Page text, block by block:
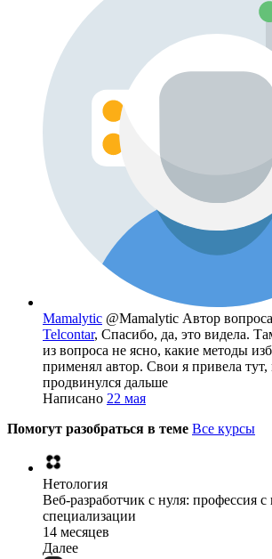
Mamalytic @Mamalytic Автор вопроса
Telcontar, Спасибо, да, это видела.
из вопроса не ясно, какие методы
применял автор. Свои я привела тут,
продвинулся дальше
Написано 22 мая
Помогут разобраться в теме Все курсы
Нетология
Веб-разработчик с нуля: профессия
специализации
14 месяцев
Далее